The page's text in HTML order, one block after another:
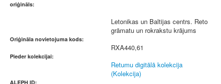
oriģināls:
Letonikas un Baltijas centrs. Reto
grāmatu un rokrakstu krājums
Oriģināla novietojuma kods:
RXA440,61
Pieder kolekcijai:
Retumu digitālā kolekcija
(Kolekcija)
ALEPH ID: